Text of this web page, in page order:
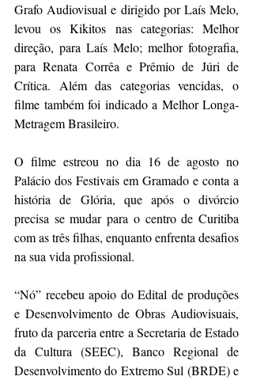
Grafo Audiovisual e dirigido por Laís Melo,
levou os Kikitos nas categorias: Melhor
direção, para Laís Melo; melhor fotografia,
para Renata Corrêa e Prêmio de Júri de
Crítica. Além das categorias vencidas, o
filme também foi indicado a Melhor Longa-
Metragem Brasileiro.
O filme estreou no dia 16 de agosto no
Palácio dos Festivais em Gramado e conta a
história de Glória, que após o divórcio
precisa se mudar para o centro de Curitiba
com as três filhas, enquanto enfrenta desafios
na sua vida profissional.
“Nó” recebeu apoio do Edital de produções
e Desenvolvimento de Obras Audiovisuais,
fruto da parceria entre a Secretaria de Estado
da Cultura (SEEC), Banco Regional de
Desenvolvimento do Extremo Sul (BRDE) e